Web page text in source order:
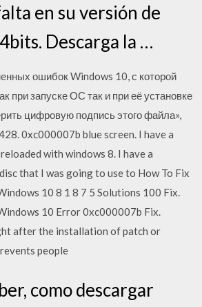
en su versión de
Descarga la …
ошибок Windows 10, с которой
при запуске ОС так и при её установке
цифровую подпись этого файла»,
0xc000007b blue screen. I have a
with windows 8. I have a
that I was going to use to How To Fix
10 8 1 8 7 5 Solutions 100 Fix.
10 Error 0xc000007b Fix.
after the installation of patch or
people
como descargar